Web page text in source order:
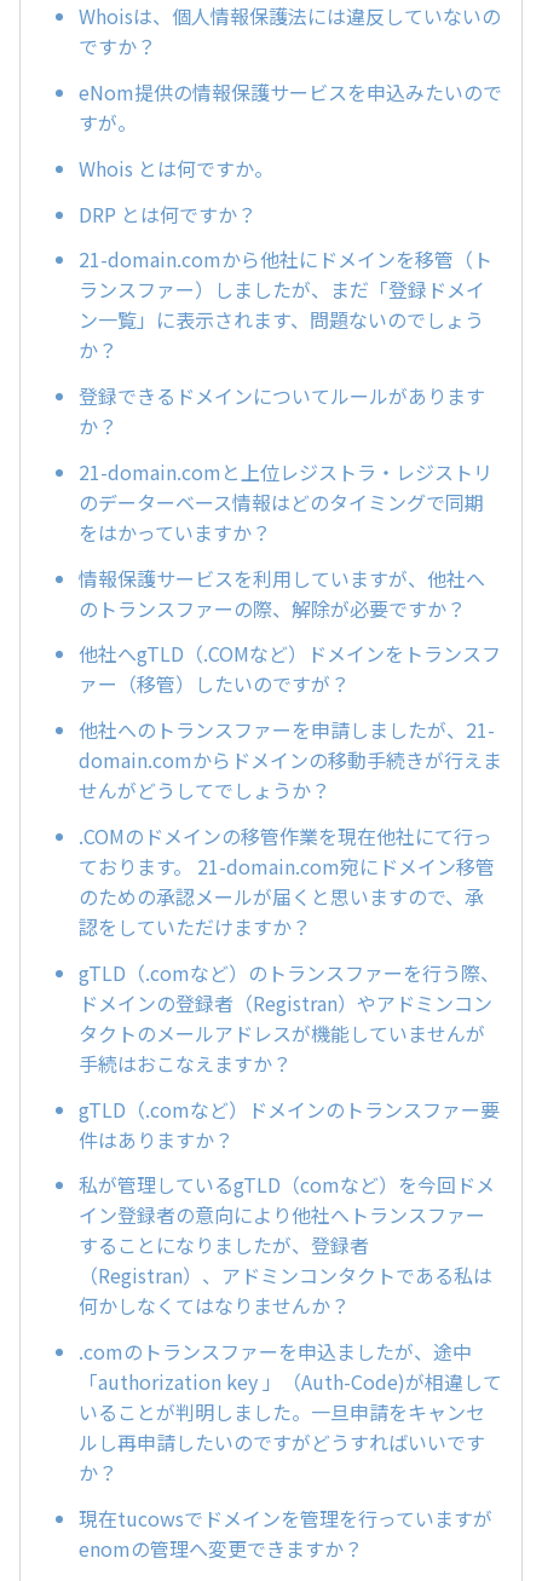
Whoisは、個人情報保護法には違反していないの
ですか？
eNom提供の情報保護サービスを申込みたいので
すが。
Whois とは何ですか。
DRP とは何ですか？
21-domain.comから他社にドメインを移管（ト
ランスファー）しましたが、まだ「登録ドメイ
ン一覧」に表示されます、問題ないのでしょう
か？
登録できるドメインについてルールがあります
か？
21-domain.comと上位レジストラ・レジストリ
のデーターベース情報はどのタイミングで同期
をはかっていますか？
情報保護サービスを利用していますが、他社へ
のトランスファーの際、解除が必要ですか？
他社へgTLD（.COMなど）ドメインをトランスフ
ァー（移管）したいのですが？
他社へのトランスファーを申請しましたが、21-
domain.comからドメインの移動手続きが行えま
せんがどうしてでしょうか？
.COMのドメインの移管作業を現在他社にて行っ
ております。 21-domain.com宛にドメイン移管
のための承認メールが届くと思いますので、承
認をしていただけますか？
gTLD（.comなど）のトランスファーを行う際、
ドメインの登録者（Registran）やアドミンコン
タクトのメールアドレスが機能していませんが
手続はおこなえますか？
gTLD（.comなど）ドメインのトランスファー要
件はありますか？
私が管理しているgTLD（comなど）を今回ドメ
イン登録者の意向により他社へトランスファー
することになりましたが、登録者
（Registran）、アドミンコンタクトである私は
何かしなくてはなりませんか？
.comのトランスファーを申込ましたが、途中
「authorization key 」（Auth-Code)が相違して
いることが判明しました。一旦申請をキャンセ
ルし再申請したいのですがどうすればいいです
か？
現在tucowsでドメインを管理を行っていますが
enomの管理へ変更できますか？